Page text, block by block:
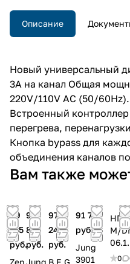
короткого замыкания. Кнопка
bypass для каждого выхода.
Возможность объединения
Описание
Новый универсальный
3А на канал Общая
220V/110V AC (50/
Встроенный
перегрева,
Кнопка bypass для
объединения каналов
Вам также
49
135
руб.
Zen
99
891
руб.
Jung
97
243
руб.
B.E.G.
91 772
руб.
Jung
3901
HDL
M/
06.1
DIN
0